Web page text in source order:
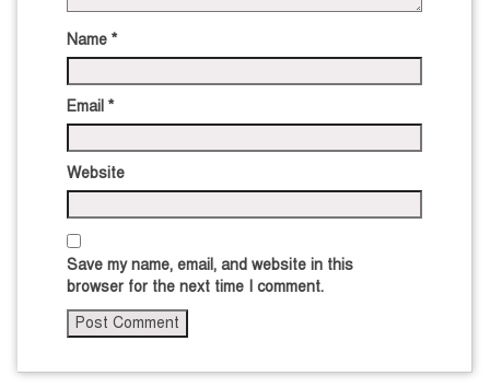
Name *
Email *
Website
Save my name, email, and website in this
browser for the next time I comment.